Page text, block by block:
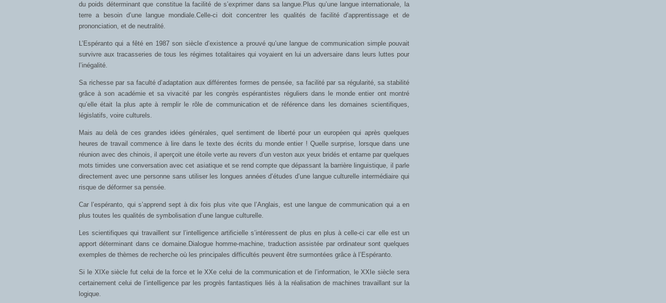
du poids déterminant que constitue la facilité de s’exprimer dans sa langue.Plus qu’une langue internationale, la
terre a besoin d’une langue mondiale.Celle-ci doit concentrer les qualités de facilité d’apprentissage et de
prononciation, et de neutralité.
L’Espéranto qui a fêté en 1987 son siècle d’existence a prouvé qu’une langue de communication simple pouvait
survivre aux tracasseries de tous les régimes totalitaires qui voyaient en lui un adversaire dans leurs luttes pour
l’inégalité.
Sa richesse par sa faculté d’adaptation aux différentes formes de pensée, sa facilité par sa régularité, sa stabilité
grâce à son académie et sa vivacité par les congrès espérantistes réguliers dans le monde entier ont montré
qu’elle était la plus apte à remplir le rôle de communication et de référence dans les domaines scientifiques,
législatifs, voire culturels.
Mais au delà de ces grandes idées générales, quel sentiment de liberté pour un européen qui après quelques
heures de travail commence à lire dans le texte des écrits du monde entier ! Quelle surprise, lorsque dans une
réunion avec des chinois, il aperçoit une étoile verte au revers d’un veston aux yeux bridés et entame par quelques
mots timides une conversation avec cet asiatique et se rend compte que dépassant la barrière linguistique, il parle
directement avec une personne sans utiliser les longues années d’études d’une langue culturelle intermédiaire qui
risque de déformer sa pensée.
Car l’espéranto, qui s’apprend sept à dix fois plus vite que l’Anglais, est une langue de communication qui a en
plus toutes les qualités de symbolisation d’une langue culturelle.
Les scientifiques qui travaillent sur l’intelligence artificielle s’intéressent de plus en plus à celle-ci car elle est un
apport déterminant dans ce domaine.Dialogue homme-machine, traduction assistée par ordinateur sont quelques
exemples de thèmes de recherche où les principales difficultés peuvent être surmontées grâce à l’Espéranto.
Si le XIXe siècle fut celui de la force et le XXe celui de la communication et de l’information, le XXIe siècle sera
certainement celui de l’intelligence par les progrès fantastiques liés à la réalisation de machines travaillant sur la
logique.